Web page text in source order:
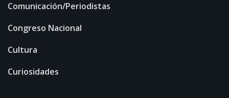
Comunicación/Periodistas
Congreso Nacional
Cultura
Curiosidades